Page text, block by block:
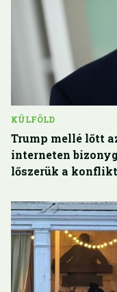
KÜLFÖLD
Trump mellé lőtt
interneten
lőszerük a